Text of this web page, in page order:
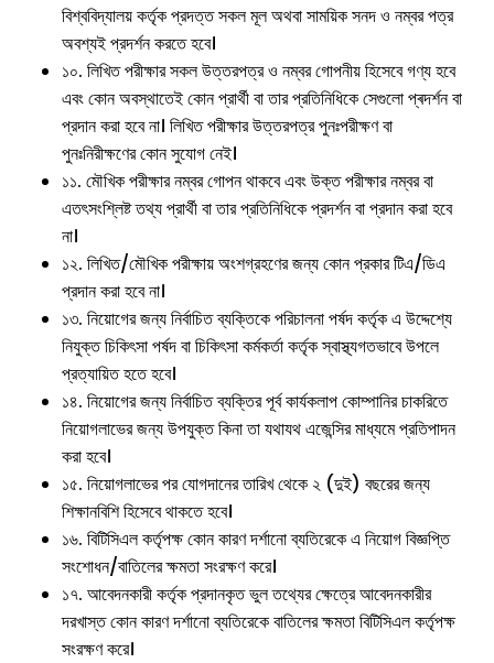
বিশ্ববিদ্যালয় কর্তৃক প্রদত্ত সকল মূল অথবা সাময়িক সনদ ও নম্বর পত্র
অবশ্যই প্রদর্শন করতে হবে।
১০. লিখিত পরীক্ষার সকল উত্তরপত্র ও নম্বর গোপনীয় হিসেবে গণ্য হবে
এবং কোন অবস্থাতেই কোন প্রার্থী বা তার প্রতিনিধিকে সেগুলো প্ৰদৰ্শন বা
প্রদান করা হবে না। লিখিত পরীক্ষার উত্তরপত্র পুনঃপরীক্ষণ বা
পুনঃনিরীক্ষণের কোন সুযোগ নেই।
১১. মৌখিক পরীক্ষার নম্বর গোপন থাকবে এবং উক্ত পরীক্ষার নম্বর বা
এতৎসংশ্লিষ্ট তথ্য প্রার্থী বা তার প্রতিনিধিকে প্রদর্শন বা প্রদান করা হবে
না।
১২. লিখিত/মৌখিক পরীক্ষায় অংশগ্রহণের জন্য কোন প্রকার টিএ/ডিএ
প্রদান করা হবে না।
১৩. নিয়োগের জন্য নির্বাচিত ব্যক্তিকে পরিচালনা পর্ষদ কর্তৃক এ উদ্দেশ্যে
নিযুক্ত চিকিৎসা পর্ষদ বা চিকিৎসা কর্মকর্তা কর্তৃক স্বাস্থ্যগতভাবে উপলে
প্রত্যায়িত হতে হবে।
১৪. নিয়োগের জন্য নির্বাচিত ব্যক্তির পূর্ব কার্যকলাপ কোম্পানির চাকরিতে
নিয়োগলাভের জন্য উপযুক্ত কিনা তা যথাযথ এজেন্সির মাধ্যমে প্রতিপাদন
করা হবে।
১৫. নিয়োগলাভের পর যোগদানের তারিখ থেকে ২ (দুই) বছরের জন্য
শিক্ষানবিশি হিসেবে থাকতে হবে।
১৬. বিটিসিএল কর্তৃপক্ষ কোন কারণ দর্শানো ব্যতিরেকে এ নিয়োগ বিজ্ঞপ্তি
সংশোধন/বাতিলের ক্ষমতা সংরক্ষণ করে।
১৭. আবেদনকারী কর্তৃক প্রদানকৃত ভুল তথ্যের ক্ষেত্রে আবেদনকারীর
দরখাস্ত কোন কারণ দর্শানো ব্যতিরেকে বাতিলের ক্ষমতা বিটিসিএল কর্তৃপক্ষ
সংরক্ষণ করে।